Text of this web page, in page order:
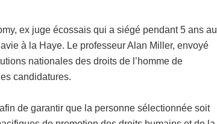
ex juge écossais qui a siégé pendant 5 ans au
à la Haye. Le professeur Alan Miller, envoyé
nationales des droits de l’homme de
candidatures.
de garantir que la personne sélectionnée soit